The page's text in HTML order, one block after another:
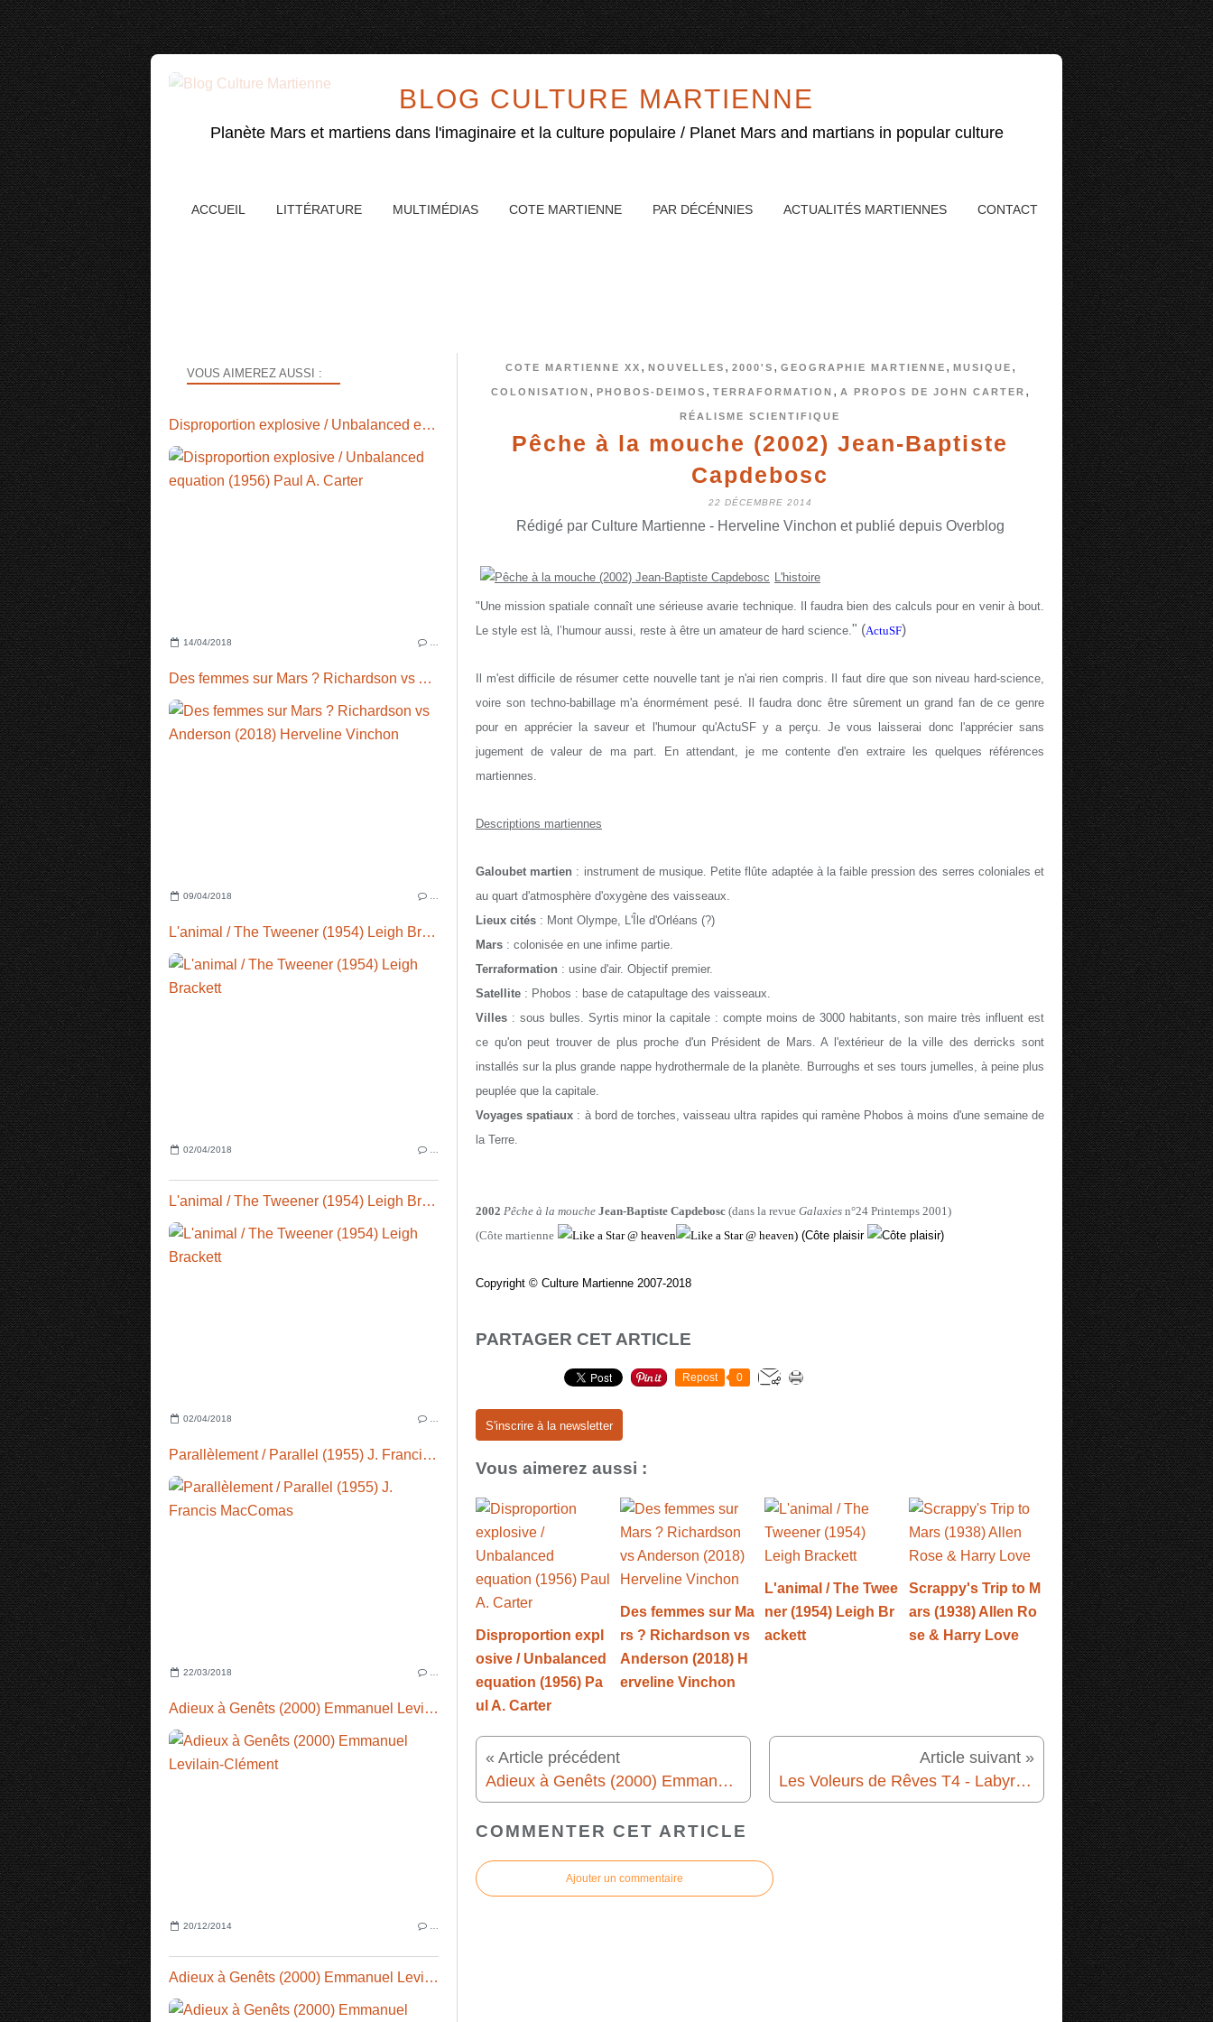
BLOG CULTURE MARTIENNE
Planète Mars et martiens dans l'imaginaire et la culture populaire / Planet Mars and martians in popular culture
ACCUEIL LITTÉRATURE MULTIMÉDIAS COTE MARTIENNE PAR DÉCÉNNIES ACTUALITÉS MARTIENNES CONTACT
COTE MARTIENNE XX , NOUVELLES , 2000'S , GEOGRAPHIE MARTIENNE , MUSIQUE ,
COLONISATION , PHOBOS-DEIMOS , TERRAFORMATION , A PROPOS DE JOHN CARTER ,
RÉALISME SCIENTIFIQUE
Pêche à la mouche (2002) Jean-Baptiste
Capdebosc
22 DÉCEMBRE 2014
Rédigé par Culture Martienne - Herveline Vinchon et publié depuis Overblog
L'histoire
"Une mission spatiale connaît une sérieuse avarie technique. Il faudra bien des calculs pour en venir à bout.
Le style est là, l’humour aussi, reste à être un amateur de hard science." (ActuSF)
Il m'est difficile de résumer cette nouvelle tant je n'ai rien compris. Il faut dire que son niveau hard-science,
voire son techno-babillage m'a énormément pesé. Il faudra donc être sûrement un grand fan de ce genre
pour en apprécier la saveur et l'humour qu'ActuSF y a perçu. Je vous laisserai donc l'apprécier sans
jugement de valeur de ma part. En attendant, je me contente d'en extraire les quelques références
martiennes.
Descriptions martiennes
Galoubet martien : instrument de musique. Petite flûte adaptée à la faible pression des serres coloniales et
au quart d'atmosphère d'oxygène des vaisseaux.
Lieux cités : Mont Olympe, L'Île d'Orléans (?)
Mars : colonisée en une infime partie.
Terraformation : usine d'air. Objectif premier.
Satellite : Phobos : base de catapultage des vaisseaux.
Villes : sous bulles. Syrtis minor la capitale : compte moins de 3000 habitants, son maire très influent est
ce qu'on peut trouver de plus proche d'un Président de Mars. A l'extérieur de la ville des derricks sont
installés sur la plus grande nappe hydrothermale de la planète. Burroughs et ses tours jumelles, à peine plus
peuplée que la capitale.
Voyages spatiaux : à bord de torches, vaisseau ultra rapides qui ramène Phobos à moins d'une semaine de
la Terre.
2002 Pêche à la mouche Jean-Baptiste Capdebosc (dans la revue Galaxies n°24 Printemps 2001)
(Côte martienne
) (Côte plaisir )
Copyright © Culture Martienne 2007-2018
PARTAGER CET ARTICLE
Repost 0
S'inscrire à la newsletter
Vous aimerez aussi :
Disproportion expl
osive / Unbalanced
equation (1956) Pa
ul A. Carter
Des femmes sur Ma
rs ? Richardson vs
Anderson (2018) H
erveline Vinchon
L'animal / The Twee
ner (1954) Leigh Br
ackett
Scrappy's Trip to M
ars (1938) Allen Ro
se & Harry Love
« Article précédent
Adieux à Genêts (2000) Emmanuel Levilain-Clément
Article suivant »
Les Voleurs de Rêves T4 - Labyrinthe de la Nuit (1989) Jean-Marc Ligny
COMMENTER CET ARTICLE
Ajouter un commentaire
VOUS AIMEREZ AUSSI :
Disproportion explosive / Unbalanced equation (1956) Paul A. Carter
14/04/2018
Des femmes sur Mars ? Richardson vs Anderson (2018) Herveline Vinchon
09/04/2018
L'animal / The Tweener (1954) Leigh Brackett
02/04/2018
L'animal / The Tweener (1954) Leigh Brackett
02/04/2018
Parallèlement / Parallel (1955) J. Francis MacComas
22/03/2018
Adieux à Genêts (2000) Emmanuel Levilain-Clément
20/12/2014
Adieux à Genêts (2000) Emmanuel Levilain-Clément